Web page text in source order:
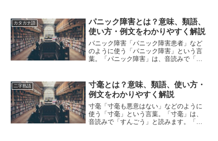
方や類語について、小説などの用例を紹
介しながら、わかりやすく解...
カタカナ語
パニック障害とは？意味、類語、
使い方・例文をわかりやすく解説
パニック障害「パニック障害患者」など
のように使う「パニック障害」という言
葉。「パニック障害」は、音読みで「ぱ
でしょうか？この記事では「パニック障
害」の意味や使い方や類語...
二字熟語
寸毫とは？意味、類語、使い方・
例文をわかりやすく解説
寸毫「寸毫も悪意はない」などのように
使う「寸毫」という言葉。「寸毫」は、
音読みで「すんごう」と読みます。「寸